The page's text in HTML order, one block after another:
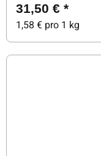
31,50 € *
1,58 € pro 1 kg